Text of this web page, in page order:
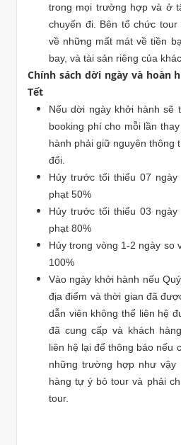
trong mọi trường hợp và ở
chuyến đi. Bên tổ chức tour
về những mất mát về tiền
bay, và tài sản riêng của
Chính sách dời ngày và hoàn
Tết
Nếu dời ngày khởi hành sẽ
booking phí cho mỗi lần
hành phải giữ nguyên thông
đổi.
Hủy trước tối thiểu 07
phạt 50%
Hủy trước tối thiểu 03
phạt 80%
Hủy trong vòng 1-2 ngày so
100%
Vào ngày khởi hành nếu
địa điểm và thời gian đã
dẫn viên không thể liên hệ
đã cung cấp và khách
liên hệ lại để thông báo nếu
những trường hợp như vậy
hàng tự ý bỏ tour và phải
tour.